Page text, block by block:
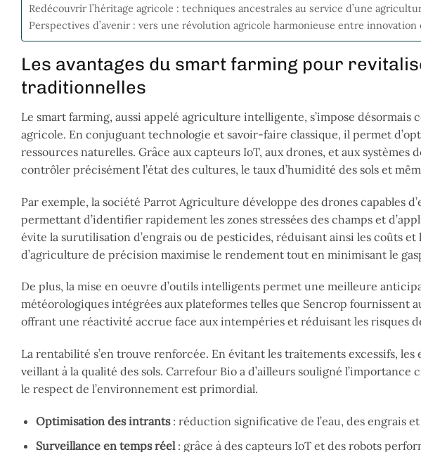
Redécouvrir l’héritage agricole : techniques ancestrales au service d’une
Perspectives d’avenir : vers une révolution agricole harmonieuse entre
Les avantages du smart farming pour
traditionnelles
Le smart farming, aussi appelé agriculture intelligente, s’impose
agricole. En conjuguant technologie et savoir-faire classique, il permet
ressources naturelles. Grâce aux capteurs IoT, aux drones, et aux
contrôler précisément l’état des cultures, le taux d’humidité des sols et
Par exemple, la société Parrot Agriculture développe des drones capables
permettant d’identifier rapidement les zones stressées des champs et
évite la surutilisation d’engrais ou de pesticides, réduisant ainsi les coûts
d’agriculture de précision maximise le rendement tout en minimisant le
De plus, la mise en oeuvre d’outils intelligents permet une meilleure
météorologiques intégrées aux plateformes telles que Sencrop fournissent
offrant une réactivité accrue face aux intempéries et réduisant les risques
La rentabilité s’en trouve renforcée. En évitant les traitements excessifs,
veillant à la qualité des sols. Carrefour Bio a d’ailleurs souligné
le respect de l’environnement est primordial.
Optimisation des intrants: réduction significative de l’eau, des engrais
Surveillance en temps réel: grâce à des capteurs IoT et des robots